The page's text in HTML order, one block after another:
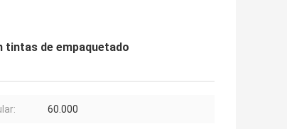
tintas de empaquetado
60.000